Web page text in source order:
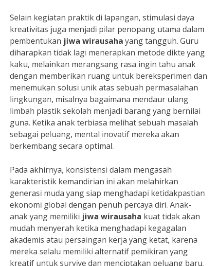
Selain kegiatan praktik di lapangan, stimulasi daya
kreativitas juga menjadi pilar penopang utama dalam
pembentukan jiwa wirausaha yang tangguh. Guru
diharapkan tidak lagi menerapkan metode dikte yang
kaku, melainkan merangsang rasa ingin tahu anak
dengan memberikan ruang untuk bereksperimen dan
menemukan solusi unik atas sebuah permasalahan
lingkungan, misalnya bagaimana mendaur ulang
limbah plastik sekolah menjadi barang yang bernilai
guna. Ketika anak terbiasa melihat sebuah masalah
sebagai peluang, mental inovatif mereka akan
berkembang secara optimal.
Pada akhirnya, konsistensi dalam mengasah
karakteristik kemandirian ini akan melahirkan
generasi muda yang siap menghadapi ketidakpastian
ekonomi global dengan penuh percaya diri. Anak-
anak yang memiliki jiwa wirausaha kuat tidak akan
mudah menyerah ketika menghadapi kegagalan
akademis atau persaingan kerja yang ketat, karena
mereka selalu memiliki alternatif pemikiran yang
kreatif untuk survive dan menciptakan peluang baru.